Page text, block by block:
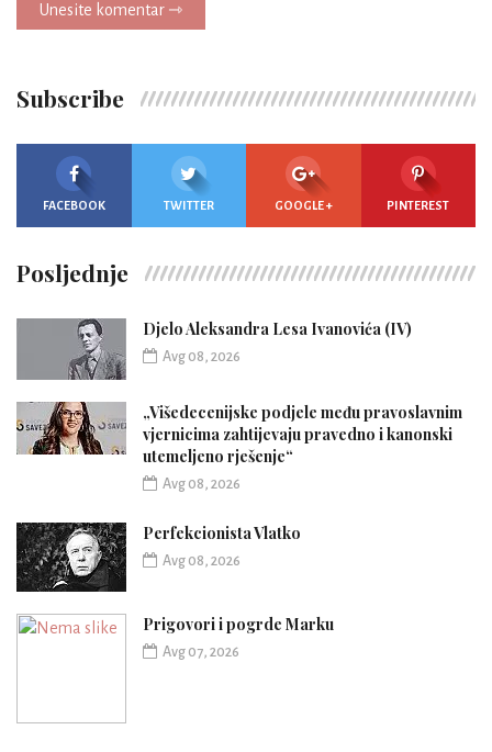
Unesite komentar ⇾
Subscribe
FACEBOOK TWITTER GOOGLE + PINTEREST
Posljednje
Djelo Aleksandra Lesa Ivanovića (IV)
Avg 08, 2026
„Višedecenijske podjele među pravoslavnim
vjernicima zahtijevaju pravedno i kanonski
utemeljeno rješenje“
Avg 08, 2026
Perfekcionista Vlatko
Avg 08, 2026
Prigovori i pogrde Marku
Avg 07, 2026